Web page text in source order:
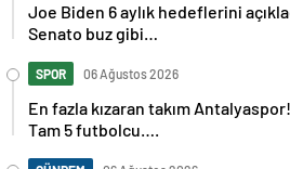
Joe Biden 6 aylık hedeflerini
Senato buz gibi…
SPOR 06 Ağustos 2026
En fazla kızaran takım Antalyaspor!
Tam 5 futbolcu….